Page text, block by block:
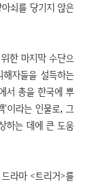
쇠를 당기지 않은
한 마지막 수단으
자들을 설득하는
서 총을 한국에 뿌
'이라는 인물로, 그
하는 데에 큰 도움
라마 <트리거>를